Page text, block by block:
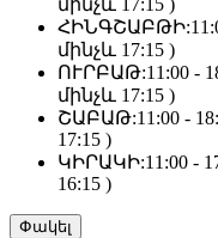
ՀԻՆԳՇԱԲԹԻ:
մինչև 17:15 )
ՈՒՐԲԱԹ:11:00 -
մինչև 17:15 )
ՇԱԲԱԹ:11:00 -
17:15 )
ԿԻՐԱԿԻ:11:00 -
16:15 )
Փակել